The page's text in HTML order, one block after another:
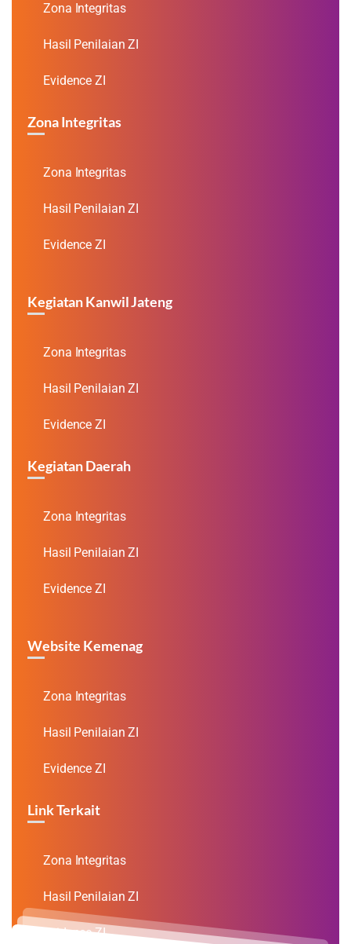
Zona Integritas
Hasil Penilaian ZI
Evidence ZI
Zona Integritas
Zona Integritas
Hasil Penilaian ZI
Evidence ZI
Kegiatan Kanwil Jateng
Zona Integritas
Hasil Penilaian ZI
Evidence ZI
Kegiatan Daerah
Zona Integritas
Hasil Penilaian ZI
Evidence ZI
Website Kemenag
Zona Integritas
Hasil Penilaian ZI
Evidence ZI
Link Terkait
Zona Integritas
Hasil Penilaian ZI
Evidence ZI